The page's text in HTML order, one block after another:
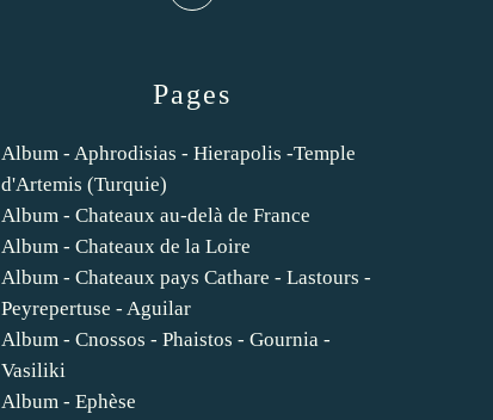
Pages
Album - Aphrodisias - Hierapolis -Temple
d'Artemis (Turquie)
Album - Chateaux au-delà de France
Album - Chateaux de la Loire
Album - Chateaux pays Cathare - Lastours -
Peyrepertuse - Aguilar
Album - Cnossos - Phaistos - Gournia -
Vasiliki
Album - Ephèse